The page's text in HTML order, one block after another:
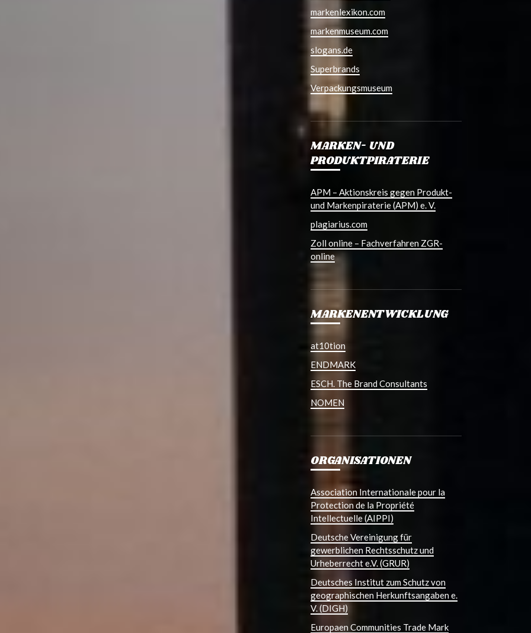
markenlexikon.com
markenmuseum.com
slogans.de
Superbrands
Verpackungsmuseum
MARKEN- UND
PRODUKTPIRATERIE
APM – Aktionskreis gegen Produkt-
und Markenpiraterie (APM) e. V.
plagiarius.com
Zoll online – Fachverfahren ZGR-
online
MARKENENTWICKLUNG
at10tion
ENDMARK
ESCH. The Brand Consultants
NOMEN
ORGANISATIONEN
Association Internationale pour la
Protection de la Propriété
Intellectuelle (AIPPI)
Deutsche Vereinigung für
gewerblichen Rechtsschutz und
Urheberrecht e.V. (GRUR)
Deutsches Institut zum Schutz von
geographischen Herkunftsangaben e.
V. (DIGH)
Europaen Communities Trade Mark